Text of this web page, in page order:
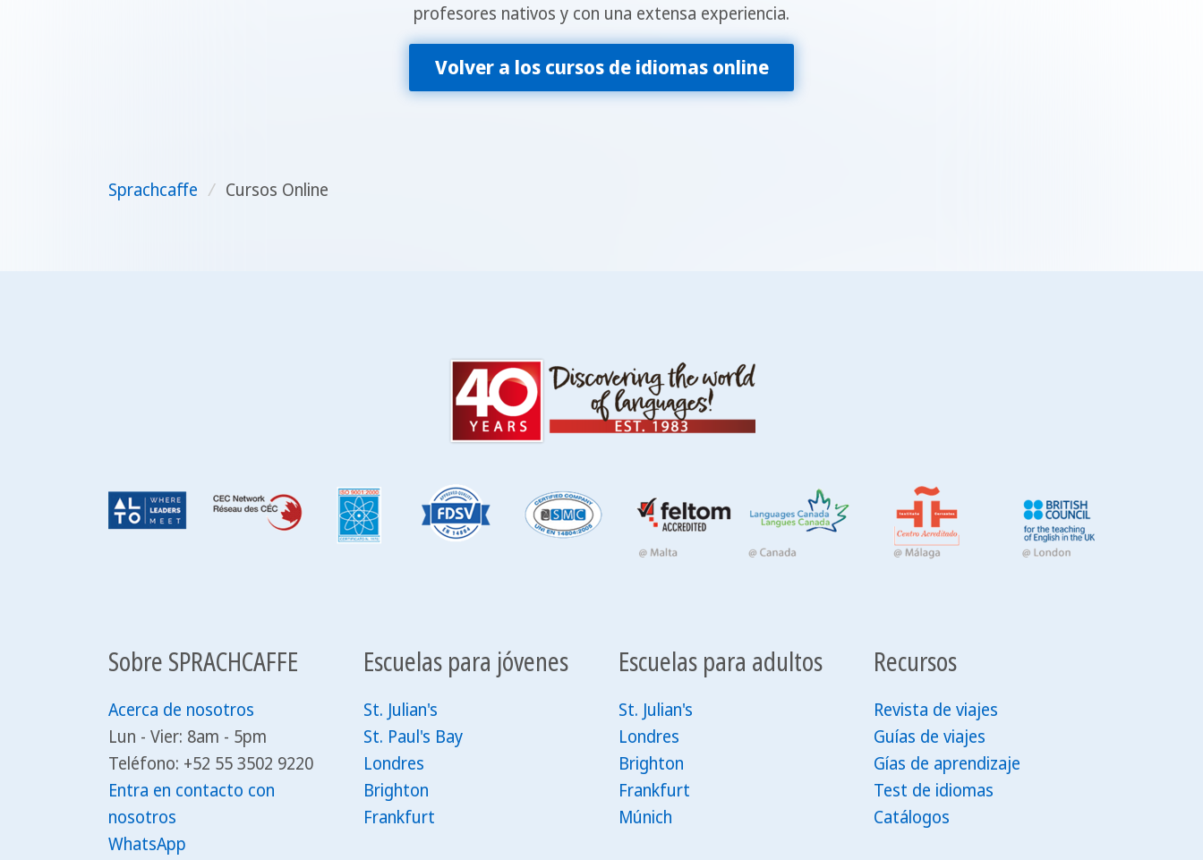
profesores nativos y con una extensa experiencia.
Volver a los cursos de idiomas online
Sprachcaffe / Cursos Online
Sobre SPRACHCAFFE
Acerca de nosotros
Lun - Vier: 8am - 5pm
Teléfono: +52 55 3502 9220
Entra en contacto con
nosotros
WhatsApp
Escuelas para jóvenes
St. Julian's
St. Paul's Bay
Londres
Brighton
Frankfurt
Escuelas para adultos
St. Julian's
Londres
Brighton
Frankfurt
Múnich
Recursos
Revista de viajes
Guías de viajes
Gías de aprendizaje
Test de idiomas
Catálogos